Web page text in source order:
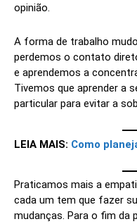
opinião.
A forma de trabalho
perdemos o contato
e aprendemos a
Tivemos que aprender a
particular para evitar a
LEIA MAIS: Como
Praticamos mais a
cada um tem que fazer
mudanças. Para o fim da